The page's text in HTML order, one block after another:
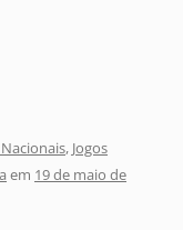
, Jogos
em 19 de maio de